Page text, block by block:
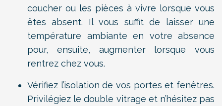
coucher ou les pièces à vivre lorsque vous
êtes absent. Il vous suffit de laisser une
température ambiante en votre absence
pour, ensuite, augmenter lorsque vous
rentrez chez vous.
Vérifiez l’isolation de vos portes et fenêtres.
Privilégiez le double vitrage et n’hésitez pas